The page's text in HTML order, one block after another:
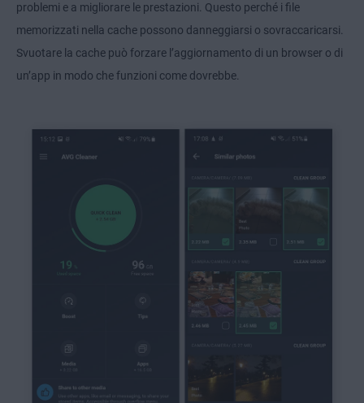
problemi e a migliorare le prestazioni. Questo perché i file
memorizzati nella cache possono danneggiarsi o sovraccaricarsi.
Svuotare la cache può forzare l’aggiornamento di un browser o di
un’app in modo che funzioni come dovrebbe.